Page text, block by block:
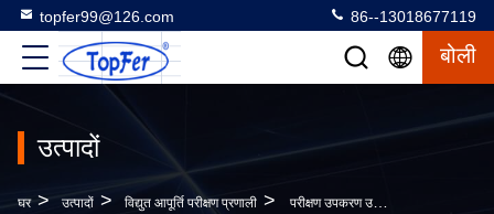
topfer99@126.com 86--13018677119
बोली
उत्पादों
घर > उत्पादों > विद्युत आपूर्ति परीक्षण प्रणाली > परीक्षण उपकरण उच्च गति एटीई स्वचालित बिजली आपूर्ति परीक्षण प्रणाली उपकरण के लिए Apters स्विचिंग